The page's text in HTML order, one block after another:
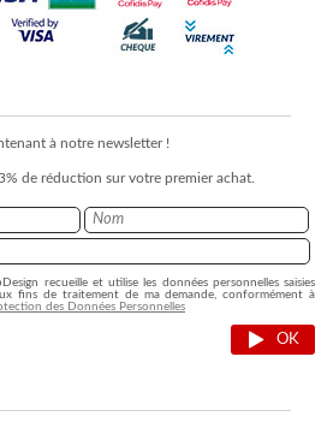
à notre newsletter !
de réduction sur votre premier achat.
recueille et utilise les données personnelles saisies
fins de traitement de ma demande, conformément à
des Données Personnelles
OK